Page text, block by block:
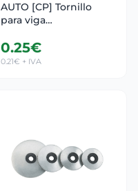
AUTO [CP] Tornillo
para viga
cabeza hexagonal.
Tornillo
0.25€
0.21€ + IVA